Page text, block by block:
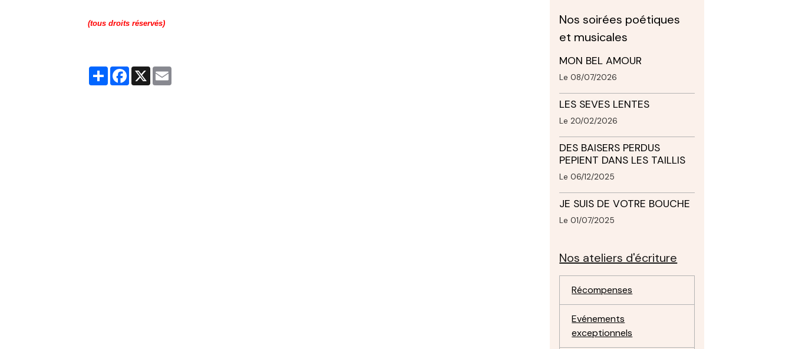
(tous droits réservés)
PartagerFacebook
X
Nos soirées poétiques
et musicales
MON BEL AMOUR
Le 08/07/2026
LES SEVES LENTES
Le 20/02/2026
DES BAISERS PERDUS
PEPIENT DANS LES TAILLIS
Le 06/12/2025
JE SUIS DE VOTRE BOUCHE
Le 01/07/2025
Nos ateliers d'écriture
Récompenses
Evénements
exceptionnels